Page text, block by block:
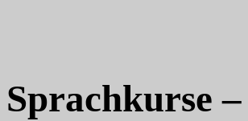
Sprachkurse –